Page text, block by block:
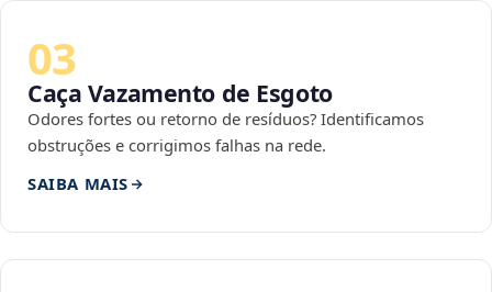
03
Caça Vazamento de Esgoto
Odores fortes ou retorno de resíduos? Identificamos
obstruções e corrigimos falhas na rede.
SAIBA MAIS